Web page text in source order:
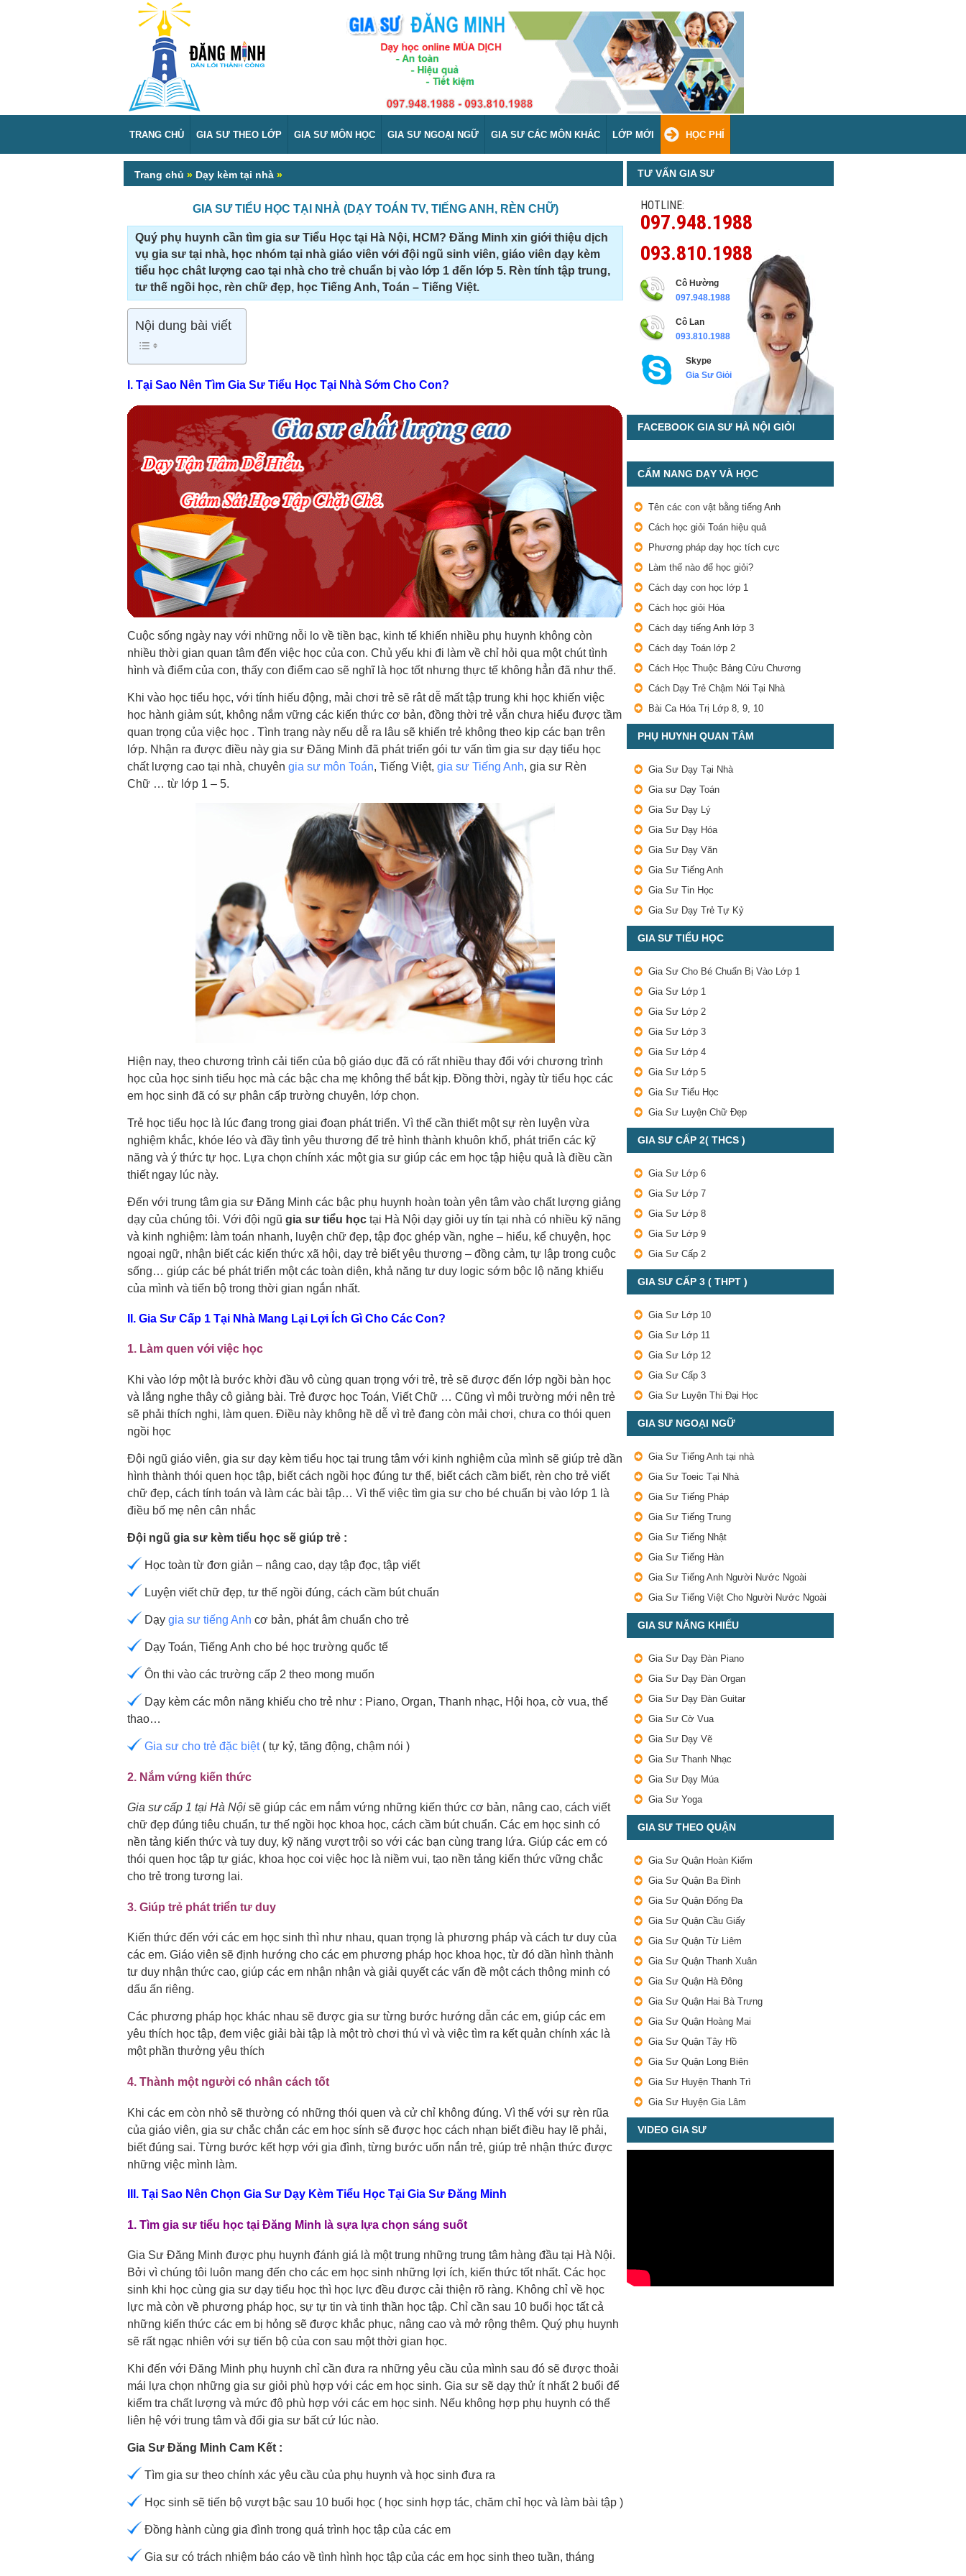
TRANG CHỦ GIA SƯ THEO LỚP GIA SƯ MÔN HỌC GIA SƯ NGOẠI NGỮ GIA SƯ CÁC MÔN KHÁC LỚP MỚI HỌC PHÍ
Trang chủ » Dạy kèm tại nhà »
GIA SƯ TIỂU HỌC TẠI NHÀ (DẠY TOÁN TV, TIẾNG ANH, RÈN CHỮ)
Quý phụ huynh cần tìm gia sư Tiểu Học tại Hà Nội, HCM? Đăng Minh xin giới thiệu dịch
vụ gia sư tại nhà, học nhóm tại nhà giáo viên với đội ngũ sinh viên, giáo viên dạy kèm
tiểu học chât lượng cao tại nhà cho trẻ chuẩn bị vào lớp 1 đến lớp 5. Rèn tính tập trung,
tư thế ngồi học, rèn chữ đẹp, học Tiếng Anh, Toán – Tiếng Việt.
Nội dung bài viết
I. Tại Sao Nên Tìm Gia Sư Tiểu Học Tại Nhà Sớm Cho Con?
Cuộc sống ngày nay với những nỗi lo về tiền bạc, kinh tế khiến nhiều phụ huynh không còn
nhiều thời gian quan tâm đến việc học của con. Chủ yếu khi đi làm về chỉ hỏi qua một chút tình
hình và điểm của con, thấy con điểm cao sẽ nghĩ là học tốt nhưng thực tế không hẳn đã như thế.
Khi vào học tiểu học, với tính hiếu động, mải chơi trẻ sẽ rât dễ mất tập trung khi học khiến việc
học hành giảm sút, không nắm vững các kiến thức cơ bản, đồng thời trẻ vẫn chưa hiểu được tầm
quan trọng của việc học . Tình trạng này nếu dễ ra lâu sẽ khiến trẻ không theo kịp các bạn trên
lớp. Nhận ra được điều này gia sư Đăng Minh đã phát triển gói tư vấn tìm gia sư dạy tiểu học
chất lượng cao tại nhà, chuyên gia sư môn Toán, Tiếng Việt, gia sư Tiếng Anh, gia sư Rèn
Chữ … từ lớp 1 – 5.
Hiện nay, theo chương trình cải tiển của bộ giáo dục đã có rất nhiều thay đổi với chương trình
học của học sinh tiểu học mà các bậc cha mẹ không thể bắt kịp. Đồng thời, ngày từ tiểu học các
em học sinh đã có sự phân cấp trường chuyên, lớp chọn.
Trẻ học tiểu học là lúc đang trong giai đoạn phát triển. Vì thế cần thiết một sự rèn luyện vừa
nghiệm khắc, khóe léo và đầy tình yêu thương để trẻ hình thành khuôn khổ, phát triển các kỹ
năng và ý thức tự học. Lựa chọn chính xác một gia sư giúp các em học tập hiệu quả là điều cần
thiết ngay lúc này.
Đến với trung tâm gia sư Đăng Minh các bậc phụ huynh hoàn toàn yên tâm vào chất lượng giảng
dạy của chúng tôi. Với đội ngũ gia sư tiểu học tại Hà Nội dạy giỏi uy tín tại nhà có nhiều kỹ năng
và kinh nghiệm: làm toán nhanh, luyện chữ đẹp, tập đọc ghép vần, nghe – hiểu, kể chuyện, học
ngoại ngữ, nhận biết các kiến thức xã hội, dạy trẻ biết yêu thương – đồng cảm, tự lập trong cuộc
sống… giúp các bé phát triển một các toàn diện, khả năng tư duy logic sớm bộc lộ năng khiếu
của mình và tiến bộ trong thời gian ngắn nhất.
II. Gia Sư Cấp 1 Tại Nhà Mang Lại Lợi Ích Gì Cho Các Con?
1. Làm quen với việc học
Khi vào lớp một là bước khời đầu vô cùng quan trọng với trẻ, trẻ sẽ được đến lớp ngồi bàn học
và lắng nghe thây cô giảng bài. Trẻ được học Toán, Viết Chữ … Cũng vì môi trường mới nên trẻ
sẽ phải thích nghi, làm quen. Điều này không hề dễ vì trẻ đang còn mải chơi, chưa co thói quen
ngồi học
Đội ngũ giáo viên, gia sư dạy kèm tiểu học tại trung tâm với kinh nghiệm của mình sẽ giúp trẻ dần
hình thành thói quen học tập, biết cách ngồi học đúng tư thế, biết cách cầm biết, rèn cho trẻ viết
chữ đẹp, cách tính toán và làm các bài tập… Vì thế việc tìm gia sư cho bé chuẩn bị vào lớp 1 là
điều bố mẹ nên cân nhắc
Đội ngũ gia sư kèm tiểu học sẽ giúp trẻ :
Học toàn từ đơn giản – nâng cao, dạy tập đọc, tập viết
Luyện viết chữ đẹp, tư thế ngồi đúng, cách cầm bút chuẩn
Dạy gia sư tiếng Anh cơ bản, phát âm chuẩn cho trẻ
Dạy Toán, Tiếng Anh cho bé học trường quốc tế
Ôn thi vào các trường cấp 2 theo mong muốn
Dạy kèm các môn năng khiếu cho trẻ như : Piano, Organ, Thanh nhạc, Hội họa, cờ vua, thể
thao…
Gia sư cho trẻ đặc biệt( tự kỷ, tăng động, chậm nói )
2. Nắm vứng kiến thức
Gia sư cấp 1 tại Hà Nội sẽ giúp các em nắm vứng những kiến thức cơ bản, nâng cao, cách viết
chữ đẹp đúng tiêu chuẩn, tư thế ngồi học khoa học, cách cầm bút chuẩn. Các em học sinh có
nền tảng kiến thức và tuy duy, kỹ năng vượt trội so với các bạn cùng trang lứa. Giúp các em có
thói quen học tập tự giác, khoa học coi việc học là niềm vui, tạo nền tảng kiến thức vững chắc
cho trẻ trong tương lai.
3. Giúp trẻ phát triển tư duy
Kiến thức đến với các em học sinh thì như nhau, quan trọng là phương pháp và cách tư duy của
các em. Giáo viên sẽ định hướng cho các em phương pháp học khoa học, từ đó dần hình thành
tư duy nhận thức cao, giúp các em nhận nhận và giải quyết các vấn đề một cách thông minh có
dấu ấn riêng.
Các phương pháp học khác nhau sẽ được gia sư từng bước hướng dẫn các em, giúp các em
yêu thích học tập, đem việc giải bài tập là một trò chơi thú vì và việc tìm ra kết quản chính xác là
một phần thưởng yêu thích
4. Thành một người có nhân cách tốt
Khi các em còn nhỏ sẽ thường có những thói quen và cử chỉ không đúng. Vì thế với sự rèn rũa
của giáo viên, gia sư chắc chắn các em học sính sẽ được học cách nhạn biết điều hay lẽ phải,
biết đúng sai. Từng bước kết hợp với gia đình, từng bước uốn nắn trẻ, giúp trẻ nhận thức được
những việc mình làm.
III. Tại Sao Nên Chọn Gia Sư Dạy Kèm Tiểu Học Tại Gia Sư Đăng Minh
1. Tìm gia sư tiểu học tại Đăng Minh là sựa lựa chọn sáng suốt
Gia Sư Đăng Minh được phụ huynh đánh giá là một trung những trung tâm hàng đầu tại Hà Nội.
Bởi vì chúng tôi luôn mang đến cho các em học sinh những lợi ích, kiến thức tốt nhất. Các học
sinh khi học cùng gia sư dạy tiểu học thì học lực đều được cải thiện rõ ràng. Không chỉ về học
lực mà còn về phương pháp học, sự tự tin và tinh thần học tập. Chỉ cần sau 10 buổi học tất cả
những kiến thức các em bị hỏng sẽ được khắc phục, nâng cao và mở rộng thêm. Quý phụ huynh
sẽ rất ngạc nhiên với sự tiến bộ của con sau một thời gian học.
Khi đến với Đăng Minh phụ huynh chỉ cần đưa ra những yêu cầu của mình sau đó sẽ được thoải
mái lựa chọn những gia sư giỏi phù hợp với các em học sinh. Gia sư sẽ dạy thử ít nhất 2 buổi để
kiểm tra chất lượng và mức độ phù hợp với các em học sinh. Nếu không hợp phụ huynh có thể
liên hệ với trung tâm và đổi gia sư bất cứ lúc nào.
Gia Sư Đăng Minh Cam Kết :
Tìm gia sư theo chính xác yêu cầu của phụ huynh và học sinh đưa ra
Học sinh sẽ tiến bộ vượt bậc sau 10 buổi học ( học sinh hợp tác, chăm chỉ học và làm bài tập )
Đồng hành cùng gia đình trong quá trình học tập của các em
Gia sư có trách nhiệm báo cáo về tình hình học tập của các em học sinh theo tuần, tháng
TƯ VẤN GIA SƯ
HOTLINE:
097.948.1988
093.810.1988
Cô Hường
097.948.1988
Cô Lan
093.810.1988
Skype
Gia Sư Giỏi
FACEBOOK GIA SƯ HÀ NỘI GIỎI
CẨM NANG DẠY VÀ HỌC
Tên các con vật bằng tiếng Anh
Cách học giỏi Toán hiệu quả
Phương pháp dạy học tích cực
Làm thế nào để học giỏi?
Cách dạy con học lớp 1
Cách học giỏi Hóa
Cách dạy tiếng Anh lớp 3
Cách dạy Toán lớp 2
Cách Học Thuộc Bảng Cửu Chương
Cách Dạy Trẻ Chậm Nói Tại Nhà
Bài Ca Hóa Trị Lớp 8, 9, 10
PHỤ HUYNH QUAN TÂM
Gia Sư Dạy Tại Nhà
Gia sư Dạy Toán
Gia Sư Dạy Lý
Gia Sư Dạy Hóa
Gia Sư Dạy Văn
Gia Sư Tiếng Anh
Gia Sư Tin Học
Gia Sư Dạy Trẻ Tự Kỷ
GIA SƯ TIỂU HỌC
Gia Sư Cho Bé Chuẩn Bị Vào Lớp 1
Gia Sư Lớp 1
Gia Sư Lớp 2
Gia Sư Lớp 3
Gia Sư Lớp 4
Gia Sư Lớp 5
Gia Sư Tiểu Học
Gia Sư Luyện Chữ Đẹp
GIA SƯ CẤP 2( THCS )
Gia Sư Lớp 6
Gia Sư Lớp 7
Gia Sư Lớp 8
Gia Sư Lớp 9
Gia Sư Cấp 2
GIA SƯ CẤP 3 ( THPT )
Gia Sư Lớp 10
Gia Sư Lớp 11
Gia Sư Lớp 12
Gia Sư Cấp 3
Gia Sư Luyện Thi Đại Học
GIA SƯ NGOẠI NGỮ
Gia Sư Tiếng Anh tại nhà
Gia Sư Toeic Tại Nhà
Gia Sư Tiếng Pháp
Gia Sư Tiếng Trung
Gia Sư Tiếng Nhật
Gia Sư Tiếng Hàn
Gia Sư Tiếng Anh Người Nước Ngoài
Gia Sư Tiếng Việt Cho Người Nước Ngoài
GIA SƯ NĂNG KHIẾU
Gia Sư Dạy Đàn Piano
Gia Sư Dạy Đàn Organ
Gia Sư Dạy Đàn Guitar
Gia Sư Cờ Vua
Gia Sư Dạy Vẽ
Gia Sư Thanh Nhạc
Gia Sư Dạy Múa
Gia Sư Yoga
GIA SƯ THEO QUẬN
Gia Sư Quận Hoàn Kiếm
Gia Sư Quận Ba Đình
Gia Sư Quận Đống Đa
Gia Sư Quận Cầu Giấy
Gia Sư Quận Từ Liêm
Gia Sư Quận Thanh Xuân
Gia Sư Quận Hà Đông
Gia Sư Quận Hai Bà Trưng
Gia Sư Quận Hoàng Mai
Gia Sư Quận Tây Hồ
Gia Sư Quận Long Biên
Gia Sư Huyện Thanh Trì
Gia Sư Huyện Gia Lâm
VIDEO GIA SƯ